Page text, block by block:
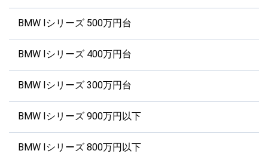
BMW Iシリーズ 500万円台
BMW Iシリーズ 400万円台
BMW Iシリーズ 300万円台
BMW Iシリーズ 900万円以下
BMW Iシリーズ 800万円以下